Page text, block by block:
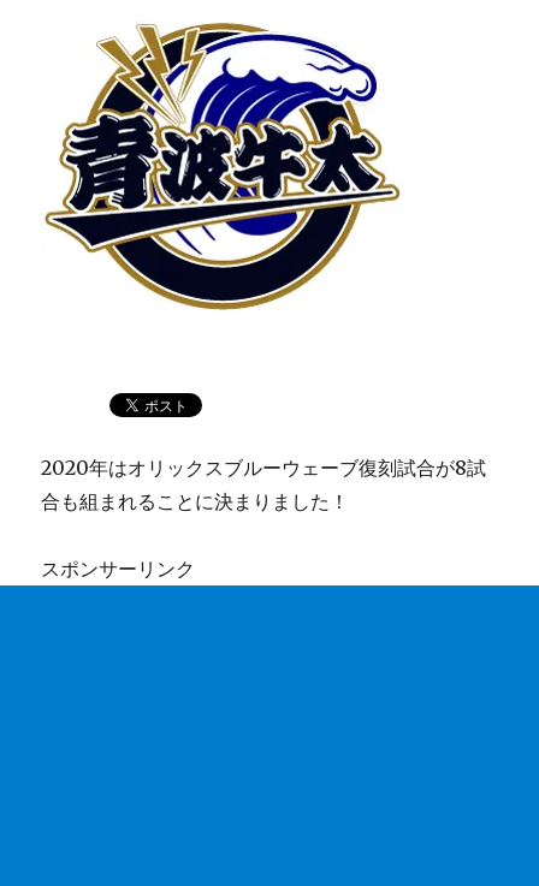
2020年はオリックスブルーウェーブ復刻試合が8試
合も組まれることに決まりました！
スポンサーリンク